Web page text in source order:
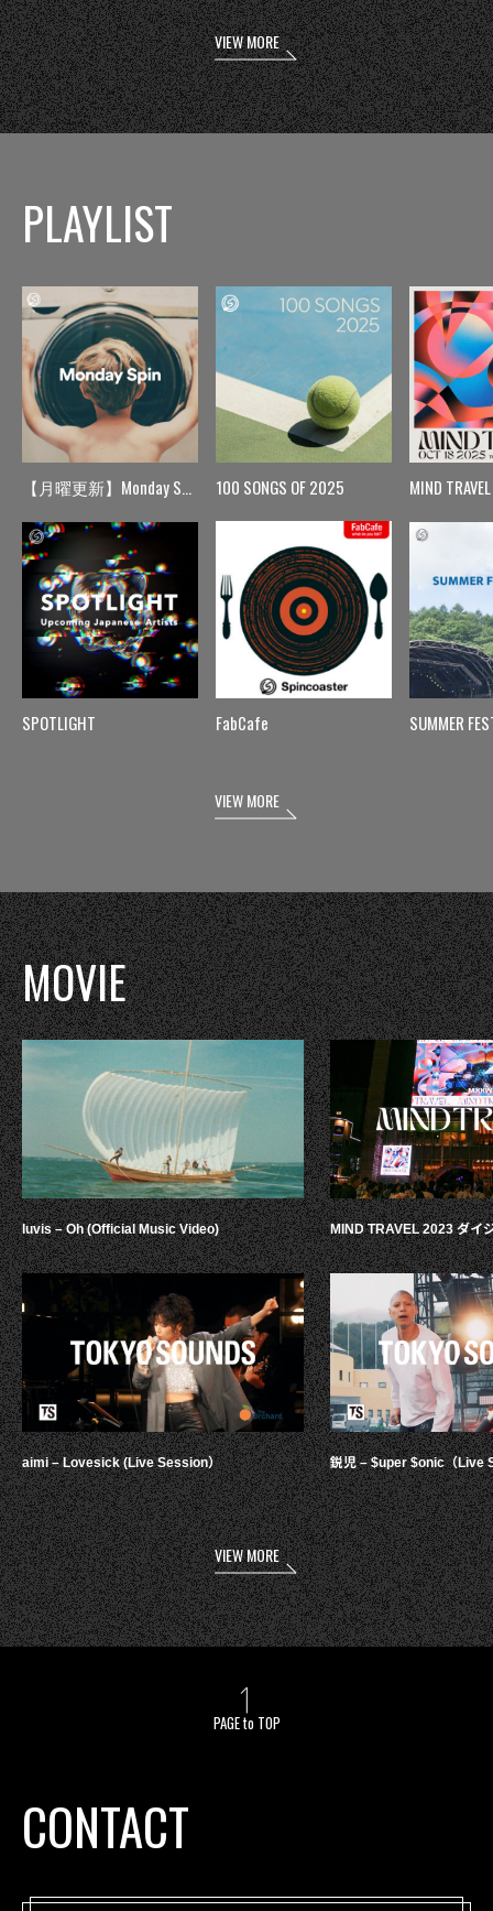
VIEW MORE
PLAYLIST
【月曜更新】Monday Spin
SPOTLIGHT
100 SONGS OF 2025
FabCafe
MIND TRAVEL
SUMMER
VIEW MORE
MOVIE
luvis – Oh (Official Music Video)
aimi – Lovesick (Live Session）
MIND TRAVEL 2023 ダイ
鋭児 – $uper $onic（Live
VIEW MORE
PAGE to TOP
CONTACT